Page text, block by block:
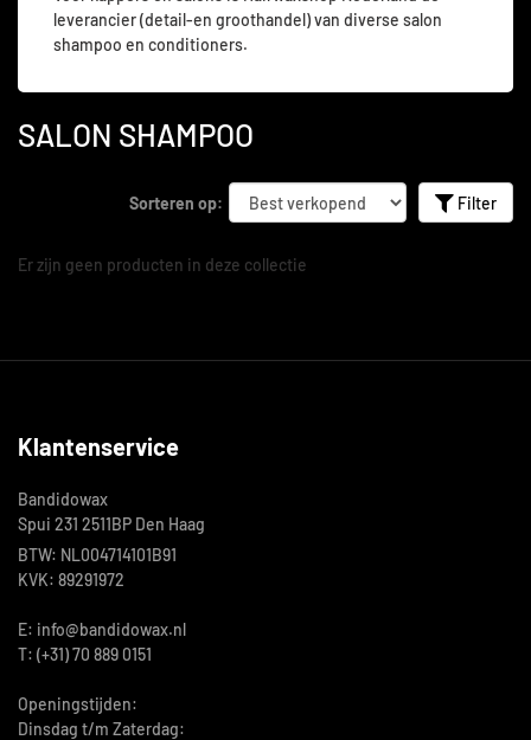
leverancier (detail-en groothandel) van diverse salon
shampoo en conditioners.
SALON SHAMPOO
Sorteren op: Filter
Er zijn geen producten in deze collectie
Klantenservice
Bandidowax
Spui 231 2511BP Den Haag
BTW: NL004714101B91
KVK: 89291972
E: info@bandidowax.nl
T: (+31) 70 889 0151
Openingstijden:
Dinsdag t/m Zaterdag: